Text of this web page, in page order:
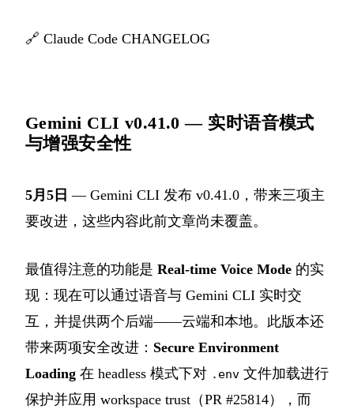
🔗 Claude Code CHANGELOG
Gemini CLI v0.41.0 — 实时语音模式
与增强安全性
5月5日 — Gemini CLI 发布 v0.41.0，带来三项主
要改进，这些内容此前文章尚未覆盖。
最值得注意的功能是 Real-time Voice Mode 的实
现：现在可以通过语音与 Gemini CLI 实时交
互，并提供两个后端——云端和本地。此版本还
带来两项安全改进： Secure Environment
Loading 在 headless 模式下对 .env 文件加载进行
保护并应用 workspace trust（PR #25814），而